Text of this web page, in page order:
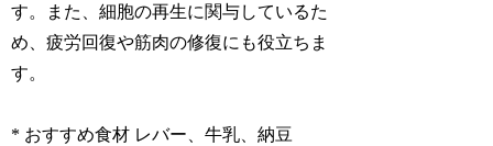
す。また、細胞の再生に関与しているた
め、疲労回復や筋肉の修復にも役立ちま
す。
* おすすめ食材 レバー、牛乳、納豆